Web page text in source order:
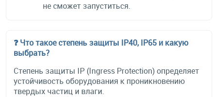
не сможет запуститься.
❓ Что такое степень защиты IP40, IP65 и какую
выбрать?
Степень защиты IP (Ingress Protection) определяет
устойчивость оборудования к проникновению
твердых частиц и влаги.